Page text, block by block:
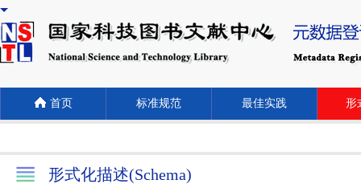
首页 标准规范 最佳实践 形
形式化描述(Schema)